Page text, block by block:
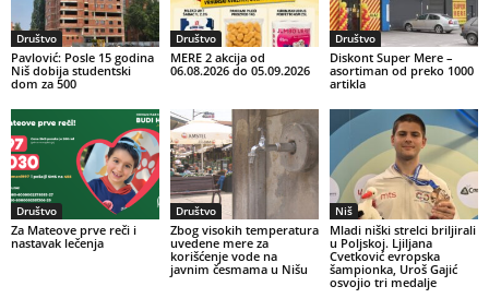
Društvo
Pavlović: Posle 15 godina
Niš dobija studentski
dom za 500
Društvo
MERE 2 akcija od
06.08.2026 do 05.09.2026
Društvo
Diskont Super Mere –
asortiman od preko 1000
artikla
Društvo
Za Mateove prve reči i
nastavak lečenja
Društvo
Zbog visokih temperatura
uvedene mere za
korišćenje vode na
javnim česmama u Nišu
Niš
Mladi niški strelci briljirali
u Poljskoj. Ljiljana
Cvetković evropska
šampionka, Uroš Gajić
osvojio tri medalje